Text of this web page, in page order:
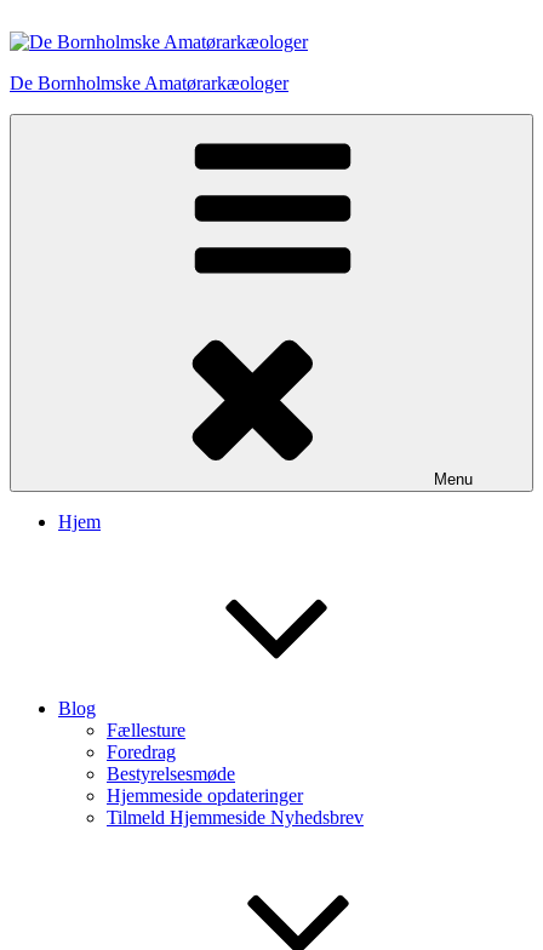
til
De Bornholmske Amatørarkæologer
Menu
Hjem
Blog
Fællesture
Foredrag
Bestyrelsesmøde
Hjemmeside opdateringer
Tilmeld Hjemmeside Nyhedsbrev